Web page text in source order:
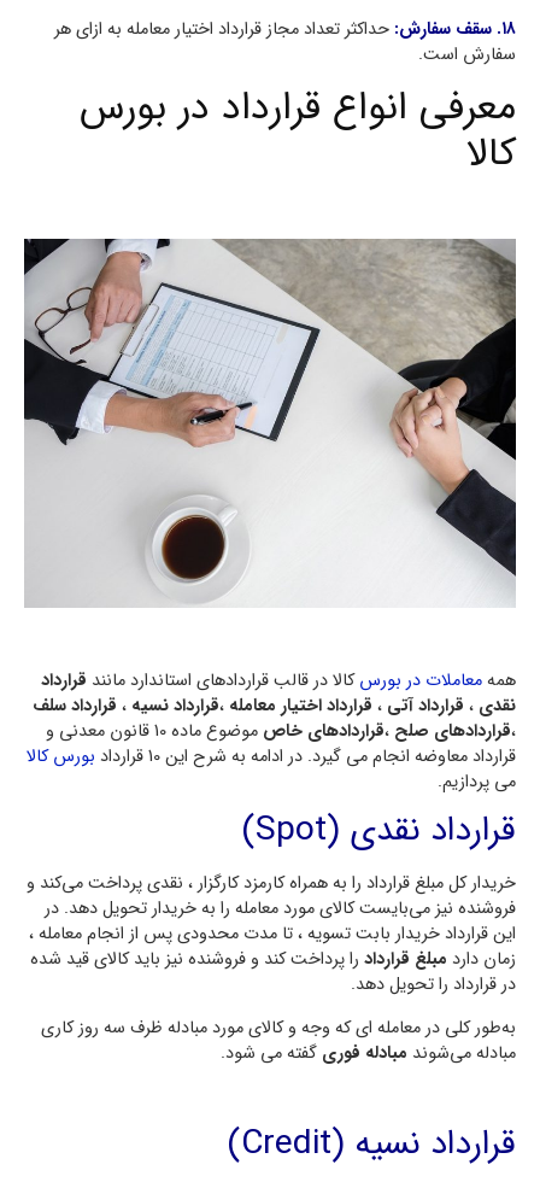
۱۸. سقف سفارش:
حداکثر تعداد مجاز قرارداد اختیار معامله به ازای هر
سفارش است.
معرفی انواع قرارداد در بورس
کالا
همهمعاملات در بورسکالا در قالب قراردادهای استاندارد مانند قرارداد
نقدی ، قرارداد آتی ، قرارداد اختیار معامله ،قرارداد نسیه ، قرارداد سلف
،قراردادهای صلح ،قراردادهای خاص
موضوع ماده 10 قانون معدنی و
قرارداد معاوضه انجام می گیرد. در ادامه به شرح این 10 قرارداد
بورس کالا
می پردازیم.
قرارداد نقدی (Spot)
خریدار کل مبلغ قرارداد را به همراه کارمزد کارگزار ، نقدی پرداخت می‌کند و
فروشنده نیز می‌بایست کالای مورد معامله را به خریدار تحویل دهد. در
این قرارداد خریدار بابت تسویه ، تا مدت محدودی پس از انجام معامله ،
زمان دارد مبلغ قرارداد را پرداخت کند و فروشنده نیز باید کالای قید شده
در قرارداد را تحویل دهد.
به‌طور کلی در معامله ای که وجه و کالای مورد مبادله ظرف سه روز کاری
مبادله می‌شوند مبادله فوری گفته می شود.
قرارداد نسیه (Credit)